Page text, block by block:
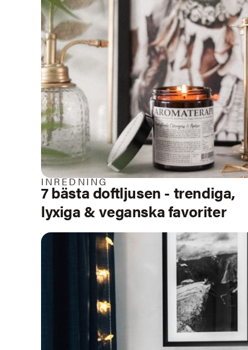
INREDNING
7 bästa doftljusen - trendiga,
lyxiga & veganska favoriter